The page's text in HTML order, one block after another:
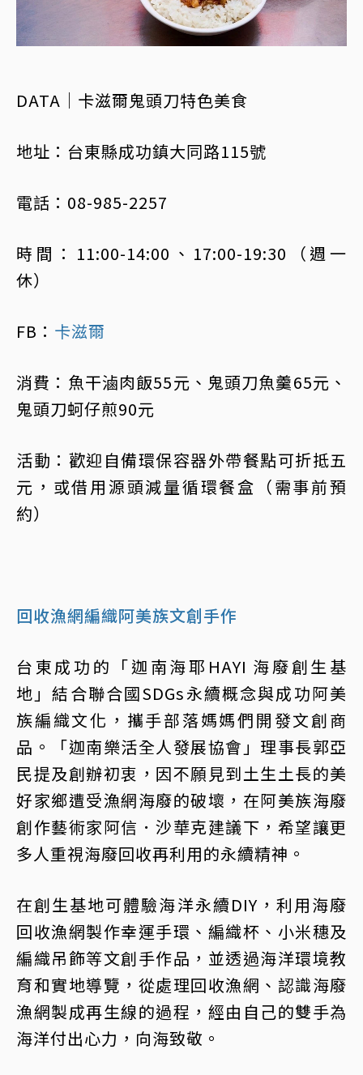
DATA｜卡滋爾鬼頭刀特色美食
地址：台東縣成功鎮大同路115號
電話：08-985-2257
時間：11:00-14:00、17:00-19:30（週一
休）
FB： 卡滋爾
消費：魚干滷肉飯55元、鬼頭刀魚羹65元、
鬼頭刀蚵仔煎90元
活動：歡迎自備環保容器外帶餐點可折抵五
元，或借用源頭減量循環餐盒（需事前預
約）
回收漁網編織阿美族文創手作
台東成功的「迦南海耶HAYI 海廢創生基
地」結合聯合國SDGs永續概念與成功阿美
族編織文化，攜手部落媽媽們開發文創商
品。「迦南樂活全人發展協會」理事長郭亞
民提及創辦初衷，因不願見到土生土長的美
好家鄉遭受漁網海廢的破壞，在阿美族海廢
創作藝術家阿信．沙華克建議下，希望讓更
多人重視海廢回收再利用的永續精神。
在創生基地可體驗海洋永續DIY，利用海廢
回收漁網製作幸運手環、編織杯、小米穗及
編織吊飾等文創手作品，並透過海洋環境教
育和實地導覽，從處理回收漁網、認識海廢
漁網製成再生線的過程，經由自己的雙手為
海洋付出心力，向海致敬。